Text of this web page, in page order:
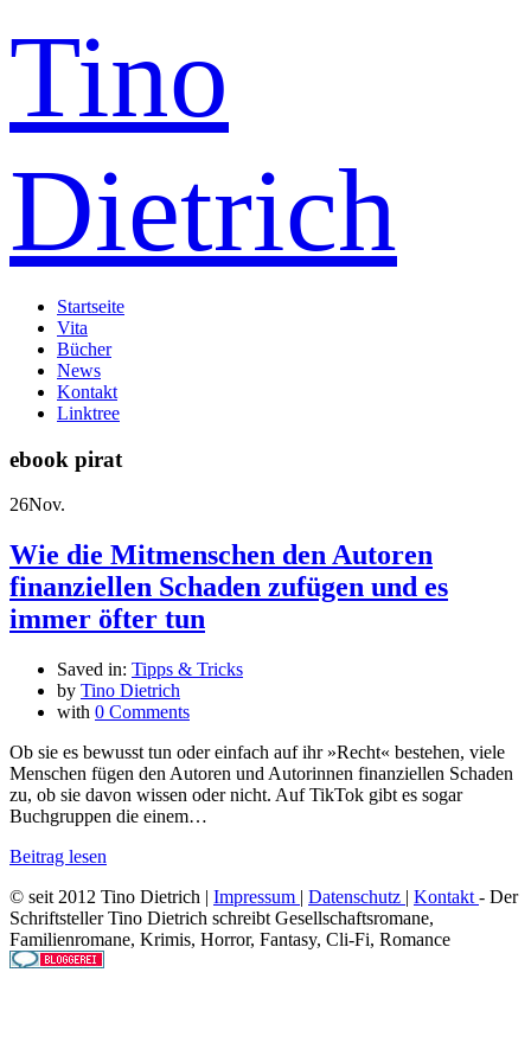
Tino
Dietrich
Startseite
Vita
Bücher
News
Kontakt
Linktree
ebook pirat
26Nov.
Wie die Mitmenschen den Autoren
finanziellen Schaden zufügen und es
immer öfter tun
Saved in: Tipps & Tricks
by Tino Dietrich
with 0 Comments
Ob sie es bewusst tun oder einfach auf ihr »Recht« bestehen, viele
Menschen fügen den Autoren und Autorinnen finanziellen Schaden
zu, ob sie davon wissen oder nicht. Auf TikTok gibt es sogar
Buchgruppen die einem…
Beitrag lesen
© seit 2012 Tino Dietrich | Impressum | Datenschutz | Kontakt - Der
Schriftsteller Tino Dietrich schreibt Gesellschaftsromane,
Familienromane, Krimis, Horror, Fantasy, Cli-Fi, Romance